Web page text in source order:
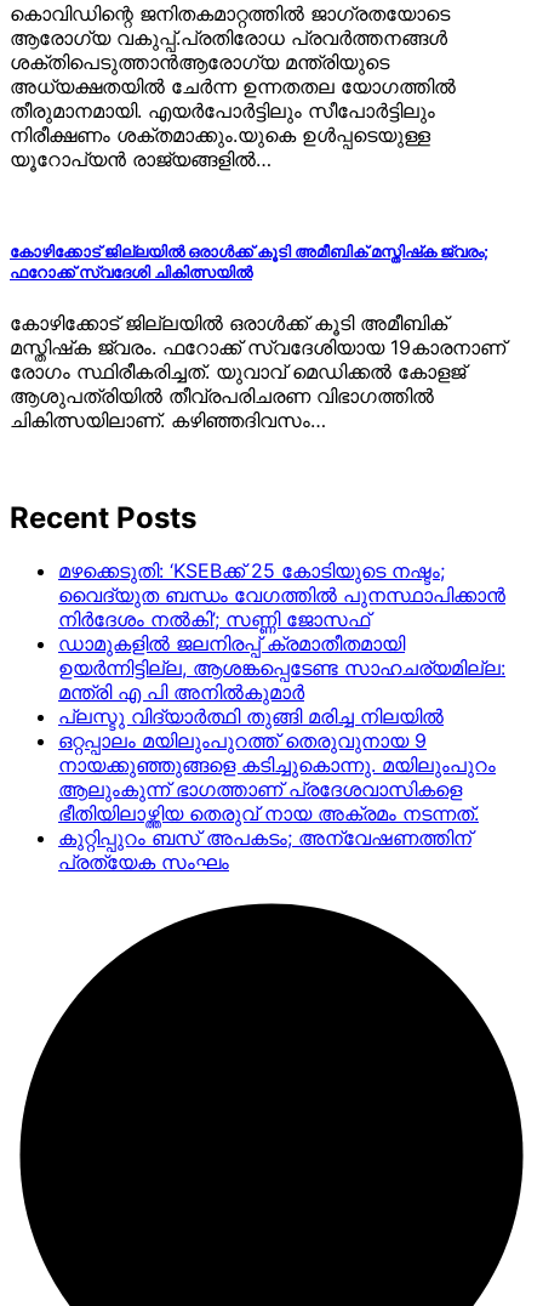
കൊവിഡിന്റെ ജനിതകമാറ്റത്തില്‍ ജാഗ്രതയോടെ
ആരോഗ്യ വകുപ്പ്.പ്രതിരോധ പ്രവര്‍ത്തനങ്ങള്‍
ശക്തിപെടുത്താന്‍ആരോഗ്യ മന്ത്രിയുടെ
അധ്യക്ഷതയില്‍ ചേര്‍ന്ന ഉന്നതതല യോഗത്തില്‍
തീരുമാനമായി. എയര്‍പോര്‍ട്ടിലും സീപോര്‍ട്ടിലും
നിരീക്ഷണം ശക്തമാക്കും.യുകെ ഉള്‍പ്പടെയുള്ള
യൂറോപ്യന്‍ രാജ്യങ്ങളില്‍…
കോഴിക്കോട് ജില്ലയില്‍ ഒരാള്‍ക്ക് കൂടി അമീബിക് മസ്തിഷ്‌ക ജ്വരം;
ഫറോക്ക് സ്വദേശി ചികിത്സയില്‍
കോഴിക്കോട് ജില്ലയില്‍ ഒരാള്‍ക്ക് കൂടി അമീബിക്
മസ്തിഷ്‌ക ജ്വരം. ഫറോക്ക് സ്വദേശിയായ 19കാരനാണ്
രോഗം സ്ഥിരീകരിച്ചത്. യുവാവ് മെഡിക്കല്‍ കോളജ്
ആശുപത്രിയില്‍ തീവ്രപരിചരണ വിഭാഗത്തില്‍
ചികിത്സയിലാണ്. കഴിഞ്ഞദിവസം…
Recent Posts
മഴക്കെടുതി: ‘KSEBക്ക് 25 കോടിയുടെ നഷ്ടം;
വൈദ്യുത ബന്ധം വേഗത്തിൽ പുനസ്ഥാപിക്കാൻ
നിർ​ദേശം നൽകി’; സണ്ണി ജോസഫ്
ഡാമുകളില്‍ ജലനിരപ്പ് ക്രമാതീതമായി
ഉയര്‍ന്നിട്ടില്ല, ആശങ്കപ്പെടേണ്ട സാഹചര്യമില്ല:
മന്ത്രി എ പി അനില്‍കുമാര്‍
പ്ലസ്ടു വിദ്യാർത്ഥി തുങ്ങി മരിച്ച നിലയിൽ
ഒറ്റപ്പാലം മയിലുംപുറത്ത് തെരുവുനായ 9
നായക്കുഞ്ഞുങ്ങളെ കടിച്ചുകൊന്നു. മയിലുംപുറം
ആലുംകുന്ന് ഭാഗത്താണ് പ്രദേശവാസികളെ
ഭീതിയിലാഴ്ത്തിയ തെരുവ് നായ അക്രമം നടന്നത്.
കുറ്റിപ്പുറം ബസ് അപകടം; അന്വേഷണത്തിന്
പ്രത്യേക സംഘം